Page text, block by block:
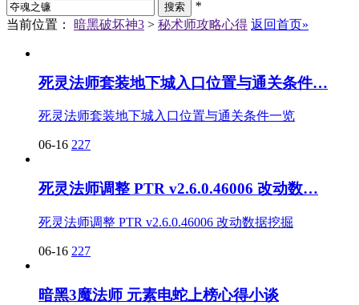
*
当前位置：
暗黑破坏神3 > 秘术师攻略心得 返回首页»
死灵法师套装地下城入口位置与通关条件…
死灵法师套装地下城入口位置与通关条件一览
06-16 227
死灵法师调整 PTR v2.6.0.46006 改动数…
死灵法师调整 PTR v2.6.0.46006 改动数据挖掘
06-16 227
暗黑3魔法师 元素电蛇上榜心得小谈